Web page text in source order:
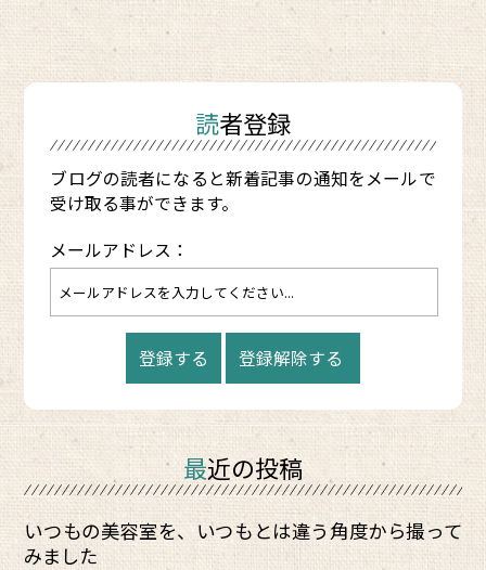
読者登録
ブログの読者になると新着記事の通知をメールで
受け取る事ができます。
メールアドレス：
最近の投稿
いつもの美容室を、いつもとは違う角度から撮って
みました